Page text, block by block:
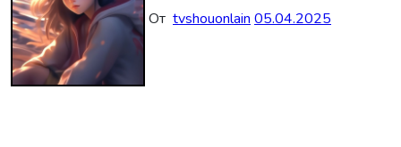
От tvshouonlain 05.04.2025